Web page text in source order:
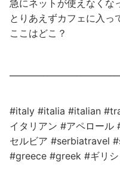
急にネットが使えなくな
とりあえずカフェに入っ
ここはどこ？
#italy #italia #italian
イタリアン #アペロー
セルビア #serbiatravel
#greece #greek #ギリ